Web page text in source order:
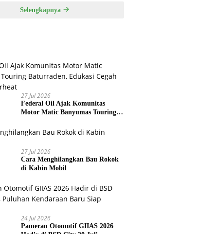
Selengkapnya
27 Jul 2026
Federal Oil Ajak Komunitas
Motor Matic Banyumas Touring
Overheat
27 Jul 2026
Cara Menghilangkan Bau Rokok
di Kabin Mobil
24 Jul 2026
Pameran Otomotif GIIAS 2026